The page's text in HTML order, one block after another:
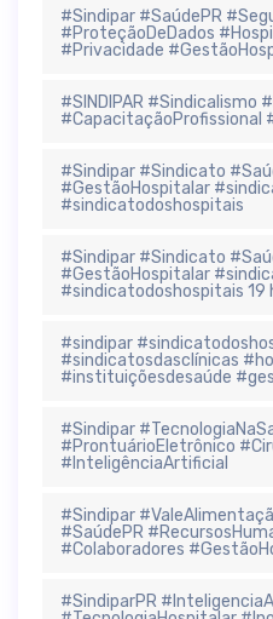
#Sindipar #SaúdePR
#ProteçãoDeDados
#Privacidade
#SINDIPAR #Sindicalismo
#CapacitaçãoProfissional
#Sindipar #Sindicato
#GestãoHospitalar
#sindicatodoshospitais
#Sindipar #Sindicato
#GestãoHospitalar
#sindicatodoshospitais 19
#sindipar
#sindicatosdasclínicas
#instituiçõesdesaúde
#Sindipar
#ProntuárioEletrônico
#InteligênciaArtificial
#Sindipar
#SaúdePR
#Colaboradores
#SindiparPR